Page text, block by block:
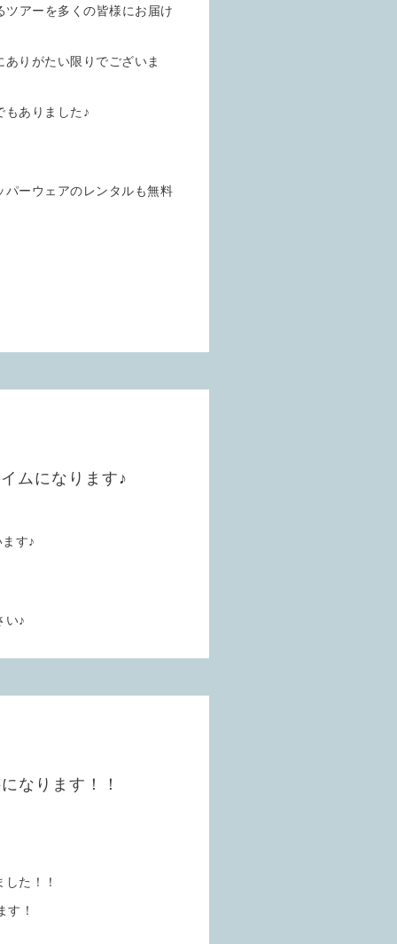
アーを多くの皆様にお届け
りがたい限りでございま
もありました♪
ーウェアのレンタルも無料
ムになります♪
す♪
い♪
なります！！
た！！
す！